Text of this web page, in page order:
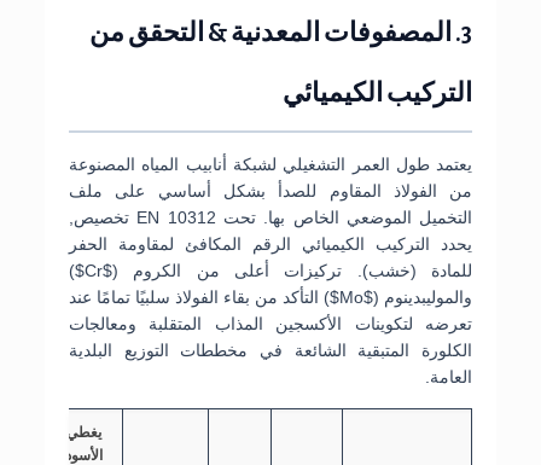
3. المصفوفات المعدنية & التحقق من
التركيب الكيميائي
يعتمد طول العمر التشغيلي لشبكة أنابيب المياه المصنوعة
من الفولاذ المقاوم للصدأ بشكل أساسي على ملف
التخميل الموضعي الخاص بها. تحت EN 10312 تخصيص,
يحدد التركيب الكيميائي الرقم المكافئ لمقاومة الحفر
للمادة (خشب). تركيزات أعلى من الكروم ($Cr$
)
والموليبدينوم ($Mo$
) التأكد من بقاء الفولاذ سلبيًا تمامًا عند
تعرضه لتكوينات الأكسجين المذاب المتقلبة ومعالجات
الكلورة المتبقية الشائعة في مخططات التوزيع البلدية
العامة.
يغطي
الأسود